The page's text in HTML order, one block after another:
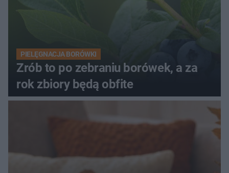
PIELĘGNACJA BORÓWKI
Zrób to po zebraniu borówek, a za
rok zbiory będą obfite